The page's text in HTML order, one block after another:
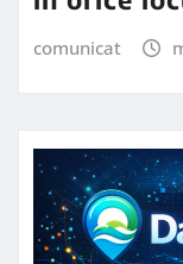
comunicat